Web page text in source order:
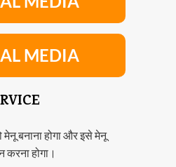
MEDIA
बनाना होगा और इसे मेनू
होगा।